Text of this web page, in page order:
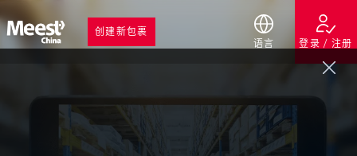
创建新包裹
语言
登录 / 注册